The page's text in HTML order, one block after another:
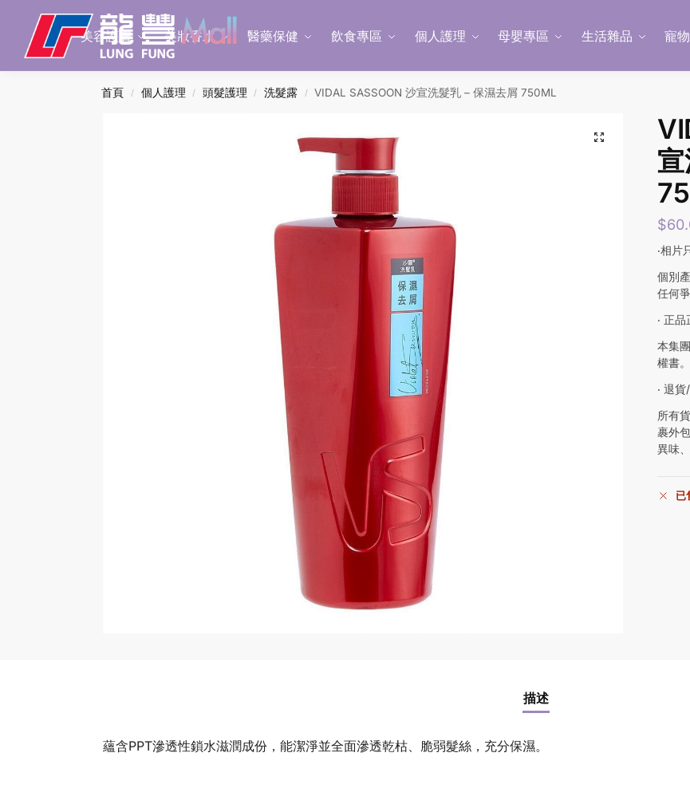
美容護膚 美妝香水 醫藥保健 飲食專區 個人護理 母嬰專區 生活雜品 寵
Search
首頁 / 個人護理 / 頭髮護理 / 洗髮露 / VIDAL SASSOON 沙宣洗髮乳 – 保濕去屑 750ML
$
‧相片
個別
任何
‧ 正品
本集
權書。
‧ 退
所有
裹外
異味
已
描述
蘊含PPT滲透性鎖水滋潤成份，能潔淨並全面滲透乾枯、脆弱髮絲，充分保濕。